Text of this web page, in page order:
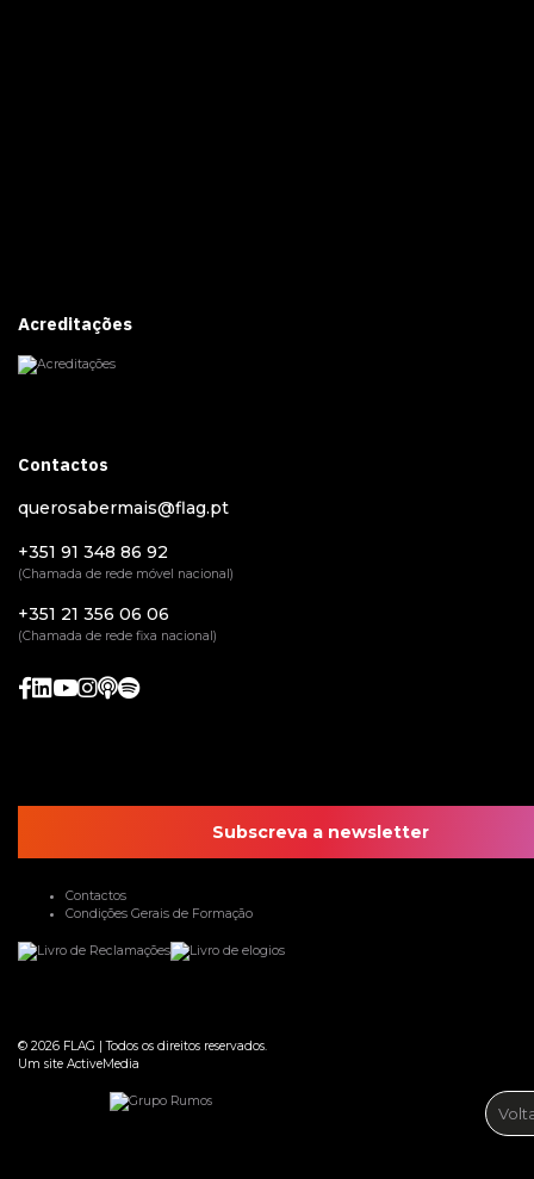
Acreditações
Contactos
querosabermais@flag.pt
+351 91 348 86 92
(Chamada de rede móvel nacional)
+351 21 356 06 06
(Chamada de rede fixa nacional)
Subscreva a newsletter
Contactos
Condições Gerais de Formação
© 2026 FLAG |Todos os direitos reservados.
Um site ActiveMedia